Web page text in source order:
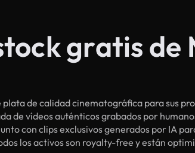
gratis de
de calidad cinematográfica para sus
de vídeos auténticos grabados por
con clips exclusivos generados por IA
los activos son royalty-free y están